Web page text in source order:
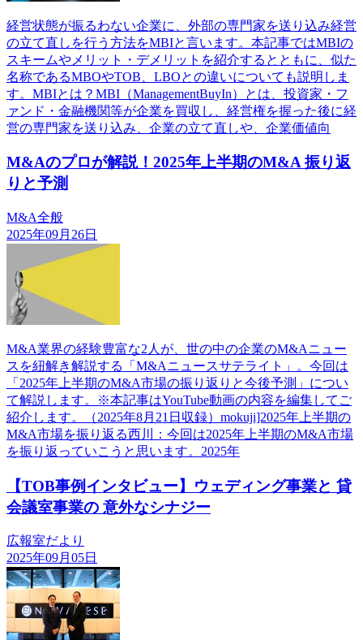
経営状態が振るわない企業に、外部の専門家を送り込み経営
の立て直しを行う方法をMBIと言います。本記事ではMBIの
スキームやメリット・デメリットを紹介するとともに、似た
名称であるMBOやTOB、LBOとの違いについても説明しま
す。MBIとは？MBI（ManagementBuyIn）とは、投資家・フ
ァンド・金融機関等が企業を買収し、経営権を握った後に経
営の専門家を送り込み、企業の立て直しや、企業価値向
M&Aのプロが解説！2025年上半期のM&A 振り返
りと予測
M&A全般
2025年09月26日
M&A業界の経験豊富な2人が、世の中の企業のM&Aニュー
スを紐解き解説する「M&Aニュースサテライト」。今回は
「2025年上半期のM&A市場の振り返りと今後予測」につい
て解説します。※本記事はYouTube動画の内容を編集してご
紹介します。（2025年8月21日収録）mokuji]2025年上半期の
M&A市場を振り返る西川：今回は2025年上半期のM&A市場
を振り返っていこうと思います。2025年
【TOB事例インタビュー】ウェディング事業と 貸
会議室事業の 意外なシナジー
広報室だより
2025年09月05日